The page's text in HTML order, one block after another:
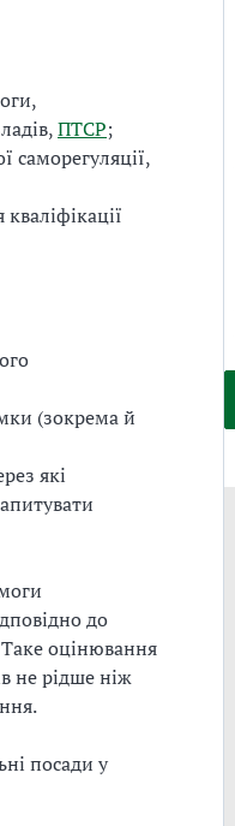
ПТСР;
саморегуляції,
(зокрема й
які
до
Таке оцінювання
не рідше ніж
посади у